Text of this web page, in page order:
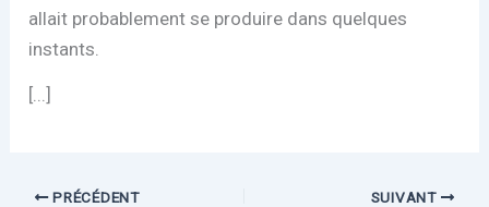
allait probablement se produire dans quelques
instants.
[...]
PRÉCÉDENT SUIVANT